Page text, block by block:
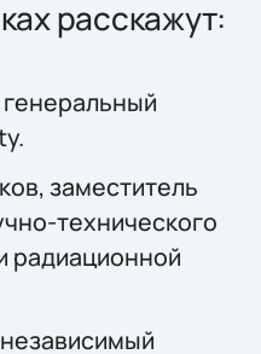
расскажут:
заместитель
технического
радиационной